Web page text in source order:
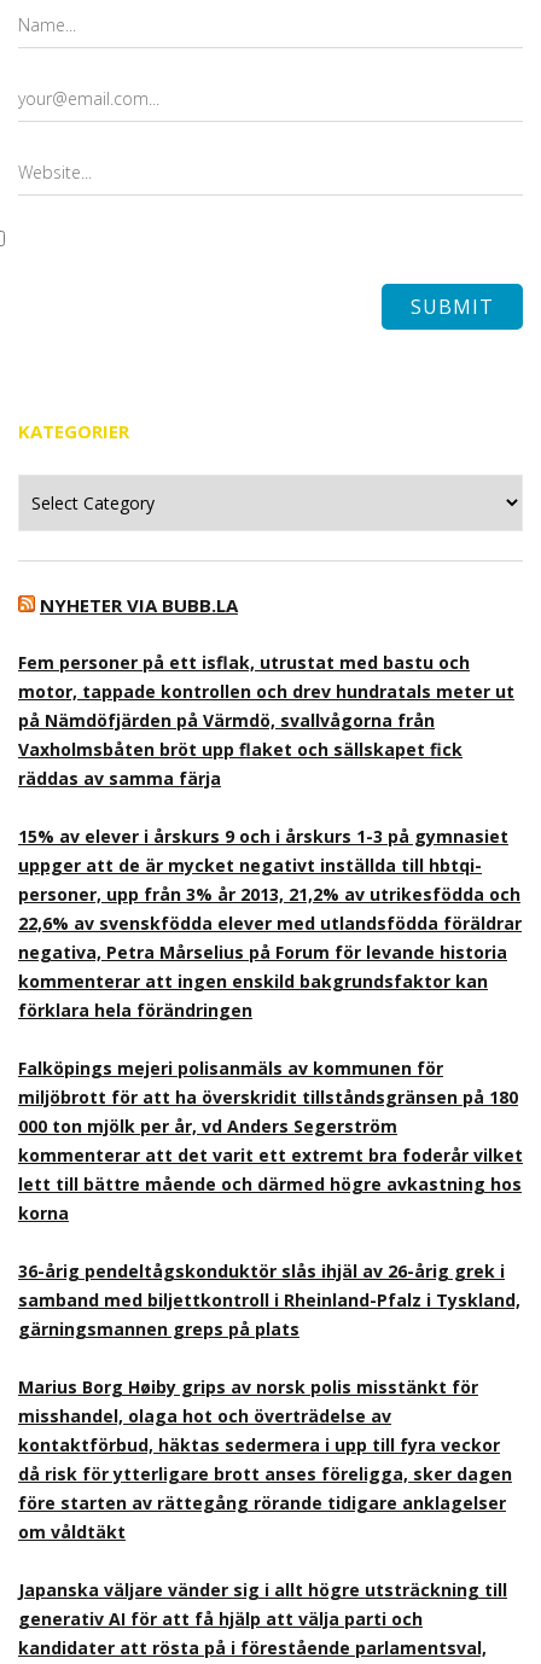
KATEGORIER
NYHETER VIA BUBB.LA
Fem personer på ett isflak, utrustat med bastu och
motor, tappade kontrollen och drev hundratals meter ut
på Nämdöfjärden på Värmdö, svallvågorna från
Vaxholmsbåten bröt upp flaket och sällskapet fick
räddas av samma färja
15% av elever i årskurs 9 och i årskurs 1-3 på gymnasiet
uppger att de är mycket negativt inställda till hbtqi-
personer, upp från 3% år 2013, 21,2% av utrikesfödda och
22,6% av svenskfödda elever med utlandsfödda föräldrar
negativa, Petra Mårselius på Forum för levande historia
kommenterar att ingen enskild bakgrundsfaktor kan
förklara hela förändringen
Falköpings mejeri polisanmäls av kommunen för
miljöbrott för att ha överskridit tillståndsgränsen på 180
000 ton mjölk per år, vd Anders Segerström
kommenterar att det varit ett extremt bra foderår vilket
lett till bättre mående och därmed högre avkastning hos
korna
36-årig pendeltågskonduktör slås ihjäl av 26-årig grek i
samband med biljettkontroll i Rheinland-Pfalz i Tyskland,
gärningsmannen greps på plats
Marius Borg Høiby grips av norsk polis misstänkt för
misshandel, olaga hot och överträdelse av
kontaktförbud, häktas sedermera i upp till fyra veckor
då risk för ytterligare brott anses föreligga, sker dagen
före starten av rättegång rörande tidigare anklagelser
om våldtäkt
Japanska väljare vänder sig i allt högre utsträckning till
generativ AI för att få hjälp att välja parti och
kandidater att rösta på i förestående parlamentsval,